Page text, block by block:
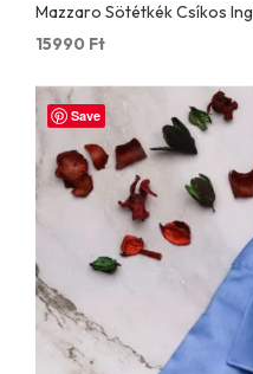
Mazzaro Sötétkék Csíkos Ing
15990 Ft
Save